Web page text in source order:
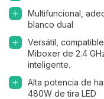
Multifuncional,
blanco dual
Versátil,
Miboxer de 2.4
inteligente.
Alta potencia de
480W de tira LED